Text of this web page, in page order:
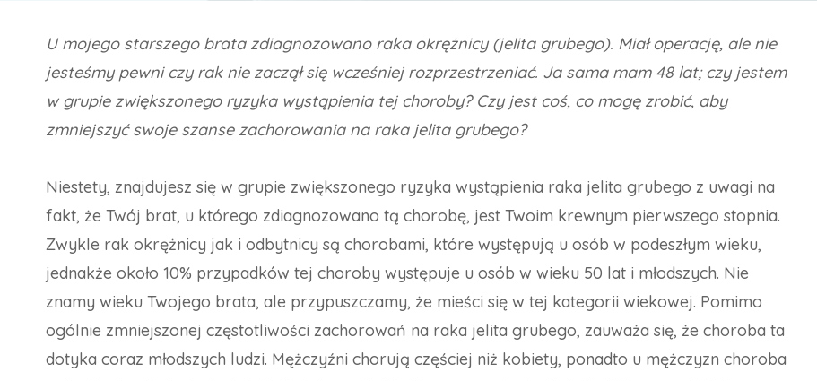
U mojego starszego brata zdiagnozowano raka okrężnicy (jelita grubego). Miał operację, ale nie
jesteśmy pewni czy rak nie zaczął się wcześniej rozprzestrzeniać. Ja sama mam 48 lat; czy jestem
w grupie zwiększonego ryzyka wystąpienia tej choroby? Czy jest coś, co mogę zrobić, aby
zmniejszyć swoje szanse zachorowania na raka jelita grubego?
Niestety, znajdujesz się w grupie zwiększonego ryzyka wystąpienia raka jelita grubego z uwagi na
fakt, że Twój brat, u którego zdiagnozowano tą chorobę, jest Twoim krewnym pierwszego stopnia.
Zwykle rak okrężnicy jak i odbytnicy są chorobami, które występują u osób w podeszłym wieku,
jednakże około 10% przypadków tej choroby występuje u osób w wieku 50 lat i młodszych. Nie
znamy wieku Twojego brata, ale przypuszczamy, że mieści się w tej kategorii wiekowej. Pomimo
ogólnie zmniejszonej częstotliwości zachorowań na raka jelita grubego, zauważa się, że choroba ta
dotyka coraz młodszych ludzi. Mężczyźni chorują częściej niż kobiety, ponadto u mężczyzn choroba